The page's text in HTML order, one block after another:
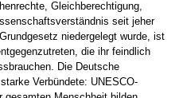
Gleichberechtigung,
seit jeher
niedergelegt wurde, ist
die ihr feindlich
Die Deutsche
Verbündete: UNESCO-